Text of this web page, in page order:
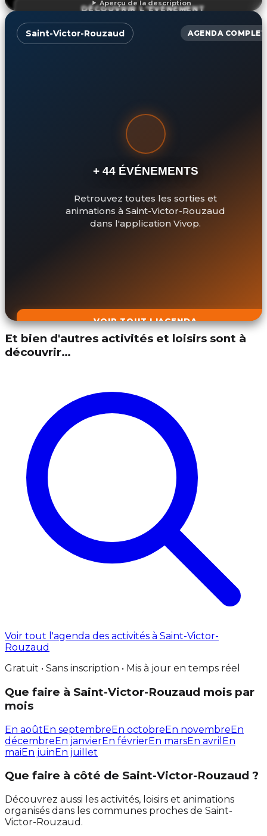
Aperçu de la description
DÉCOUVRIR L'ÉVÉNEMENT
Saint-Victor-Rouzaud AGENDA COMPLET
+ 44 ÉVÉNEMENTS
Retrouvez toutes les sorties et
animations à Saint-Victor-Rouzaud
dans l'application Vivop.
VOIR TOUT L'AGENDA
Et bien d'autres activités et loisirs sont à
découvrir…
Voir tout l'agenda des activités à Saint-Victor-
Rouzaud
Gratuit • Sans inscription • Mis à jour en temps réel
Que faire à Saint-Victor-Rouzaud mois par
mois
En aoûtEn septembreEn octobreEn novembreEn
décembreEn janvierEn févrierEn marsEn avril En
maiEn juinEn juillet
Que faire à côté de Saint-Victor-Rouzaud ?
Découvrez aussi les activités, loisirs et animations
organisés dans les communes proches de Saint-
Victor-Rouzaud.